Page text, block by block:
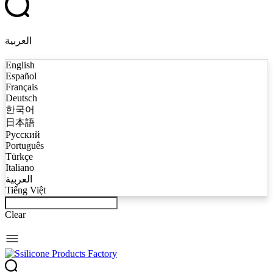
العربية
English
Español
Français
Deutsch
한국어
日本語
Русский
Português
Türkçe
Italiano
العربية
Tiếng Việt
Clear